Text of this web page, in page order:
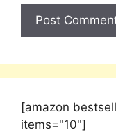
[amazon
items="10"]